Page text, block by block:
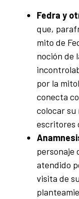
Fedra y
que,
mito de
noción de
por la
conecta
colocar su
escritores
personaje
atendido
visita de